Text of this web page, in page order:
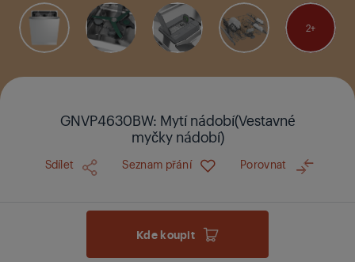
2
GNVP4630BW: Mytí nádobí(Vestavné
myčky nádobí)
Sdílet Seznam přání Porovnat
Kde koupit